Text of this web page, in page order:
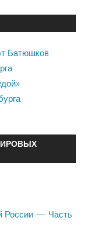
Батюшков
России — Часть